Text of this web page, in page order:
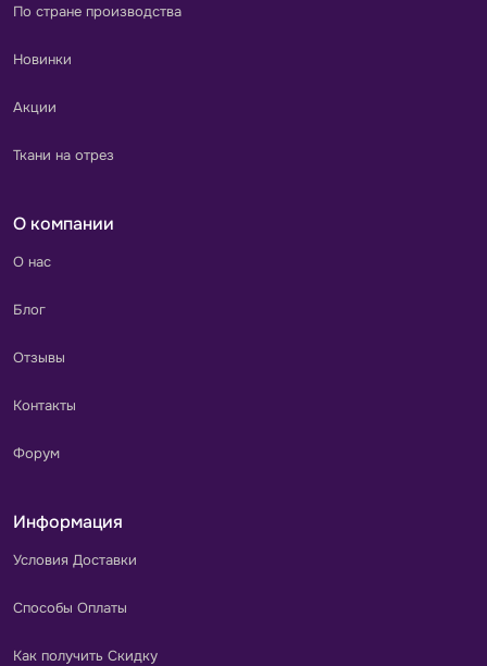
По стране производства
Новинки
Акции
Ткани на отрез
О компании
О нас
Блог
Отзывы
Контакты
Форум
Информация
Условия Доставки
Способы Оплаты
Как получить Скидку